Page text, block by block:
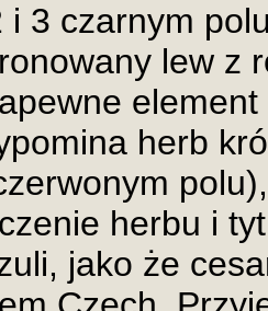
i 3 czarnym
lew z
herb
herbu i
jako że